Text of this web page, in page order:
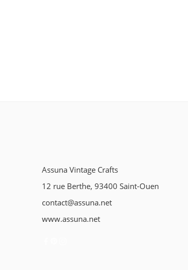
Assuna Vintage Crafts
12 rue Berthe, 93400 Saint-Ouen
contact@assuna.net
www.assuna.net